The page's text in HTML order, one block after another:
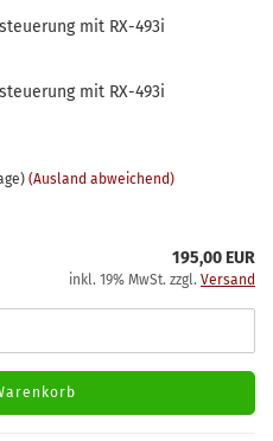
mit RX-493i
mit RX-493i
(Ausland abweichend)
195,00 EUR
inkl. 19% MwSt. zzgl. Versand